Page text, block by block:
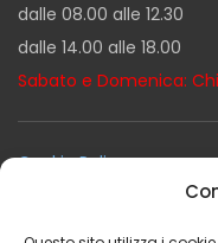
dalle 08.00 alle 12.30
dalle 14.00 alle 18.00
Sabato e Domenica:
Cookie Policy